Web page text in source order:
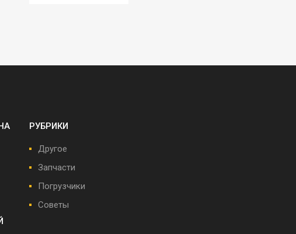
РУБРИКИ
Другое
Запчасти
Погрузчики
Советы